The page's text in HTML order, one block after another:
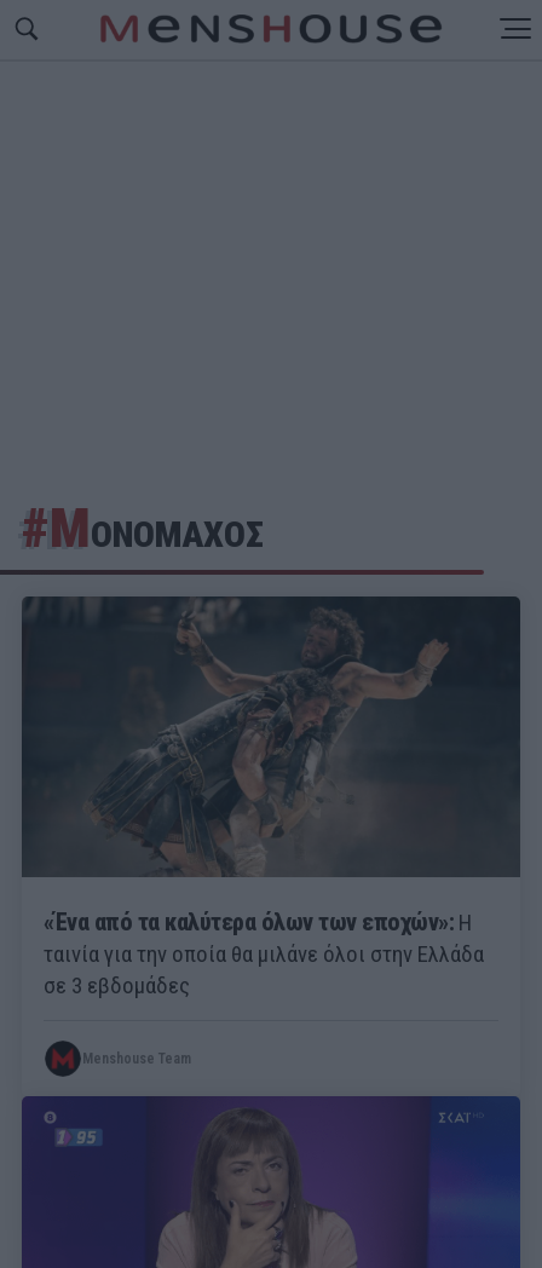
#ΜΟΝΟΜΑΧΟΣ
«Ένα από τα καλύτερα όλων των εποχών»: Η
ταινία για την οποία θα μιλάνε όλοι στην Ελλάδα
σε 3 εβδομάδες
Menshouse Team